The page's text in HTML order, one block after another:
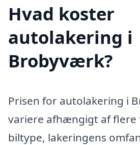
Hvad koster
autolakering i
Brobyværk?
Prisen for autolakering i
variere afhængigt af flere
biltype, lakeringens